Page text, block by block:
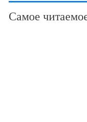
Самое